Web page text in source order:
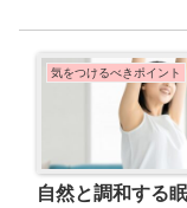
気をつけるべきポイント
自然と調和する眠